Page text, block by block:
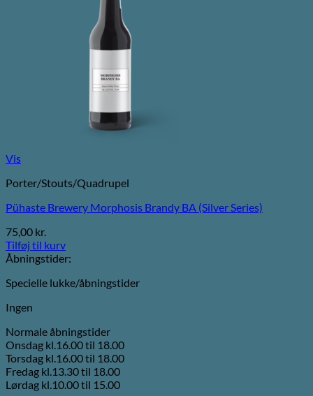
Vis
Porter/Stouts/Quadrupel
Pühaste Brewery Morphosis Brandy BA (Silver Series)
75,00 kr.
Tilføj til kurv
Åbningstider:
Specielle lukke/åbningstider
Ingen
Normale åbningstider
Onsdag kl.16.00 til 18.00
Torsdag kl.16.00 til 18.00
Fredag kl.13.30 til 18.00
Lørdag kl.10.00 til 15.00